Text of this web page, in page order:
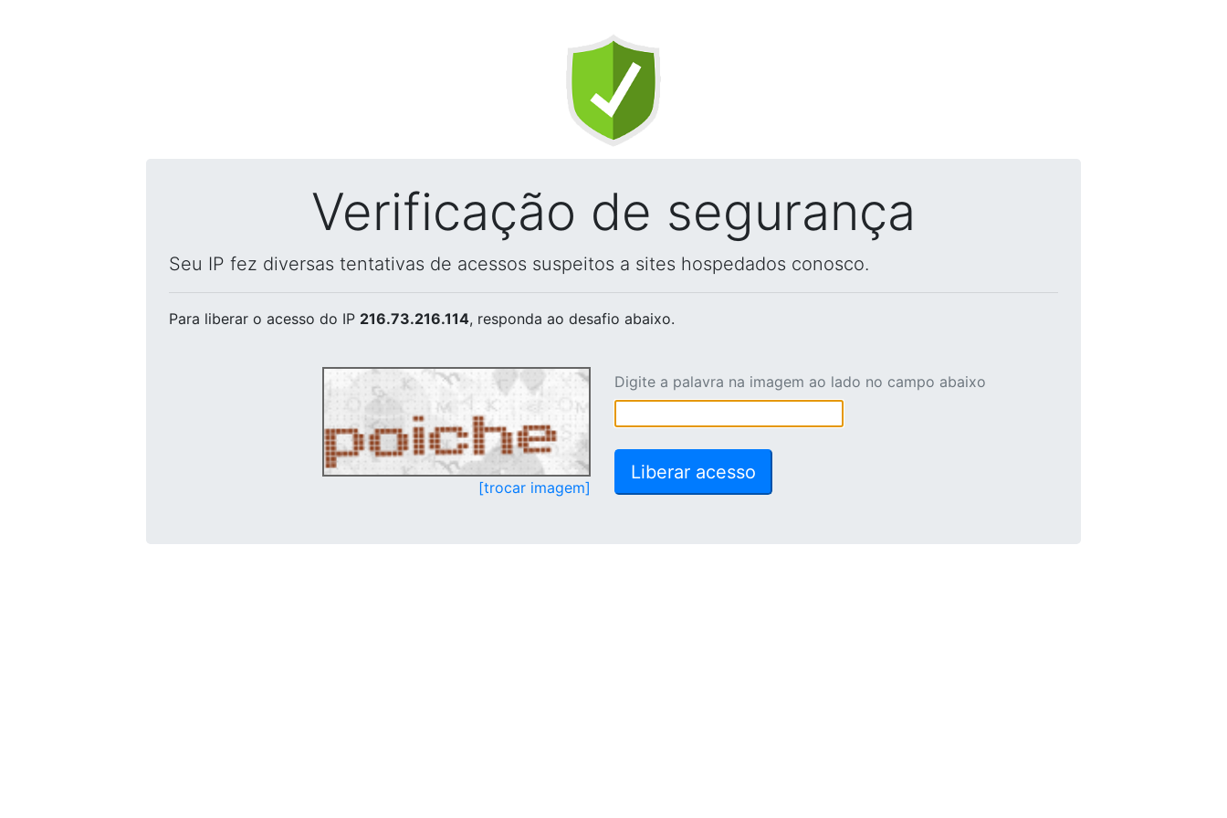
Verificação de segurança
Seu IP fez diversas tentativas de acessos suspeitos a sites hospedados conosco.
Para liberar o acesso do IP 216.73.216.114, responda ao desafio abaixo.
[trocar imagem]
Digite a palavra na imagem ao lado no campo abaixo